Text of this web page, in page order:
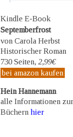
Kindle E-Book
Septemberfrost
von Carola Herbst
Historischer Roman
730 Seiten, 2,99€
bei amazon kaufen
Hein Hannemann
alle Informationen
Büchern hier